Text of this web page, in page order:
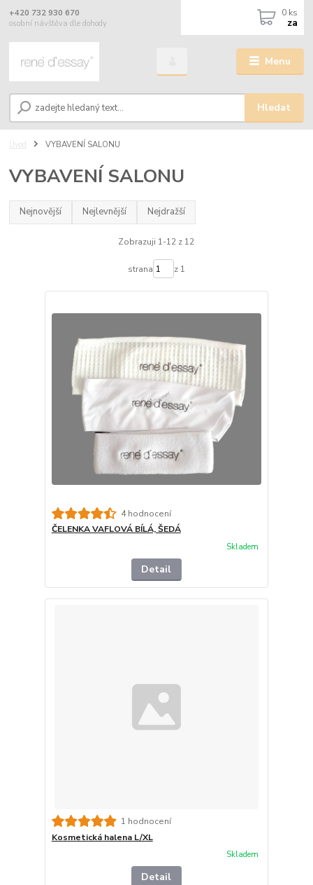
Menu
Hledat
+420 732 930 670
osobní návštěva dle dohody
0 ks
za
Úvod VYBAVENÍ SALONU
VYBAVENÍ SALONU
Nejnovější Nejlevnější Nejdražší
Zobrazuji 1-12 z 12
strana z 1
4 hodnocení
ČELENKA VAFLOVÁ BÍLÁ, ŠEDÁ
Skladem
Detail
1 hodnocení
Kosmetická halena L/XL
Skladem
Detail